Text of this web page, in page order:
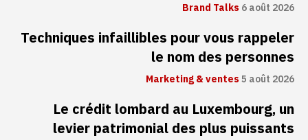
Brand Talks6 août 2026
Techniques infaillibles pour vous rappeler
le nom des personnes
Marketing & ventes5 août 2026
Le crédit lombard au Luxembourg, un
levier patrimonial des plus puissants